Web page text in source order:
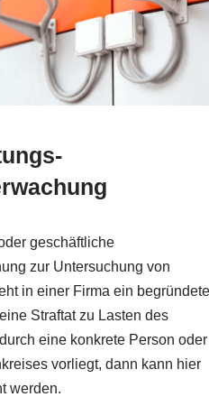
geschäftliche
zur Untersuchung von
in einer Firma ein
Straftat zu Lasten des
eine konkrete Person oder
vorliegt, dann kann hier
werden.